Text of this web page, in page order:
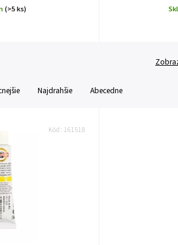
(>5 ks)
Najdrahšie Abecedne
Kód: 161518